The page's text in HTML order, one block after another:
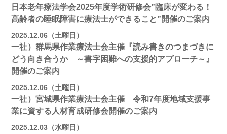
日本老年療法学会2025年度学術研修会”臨床が変わる！
高齢者の睡眠障害に療法士ができること”開催のご案内
2025.12.06（土曜日）
一社）群馬県作業療法士会主催『読み書きのつまづきに
どう向き合うか ～書字困難への支援的アプローチ～』
開催のご案内
2025.12.06（土曜日）
一社）宮城県作業療法士会主催 令和7年度地域支援事
業に資する人材育成研修会開催のご案内
2025.12.03（水曜日）